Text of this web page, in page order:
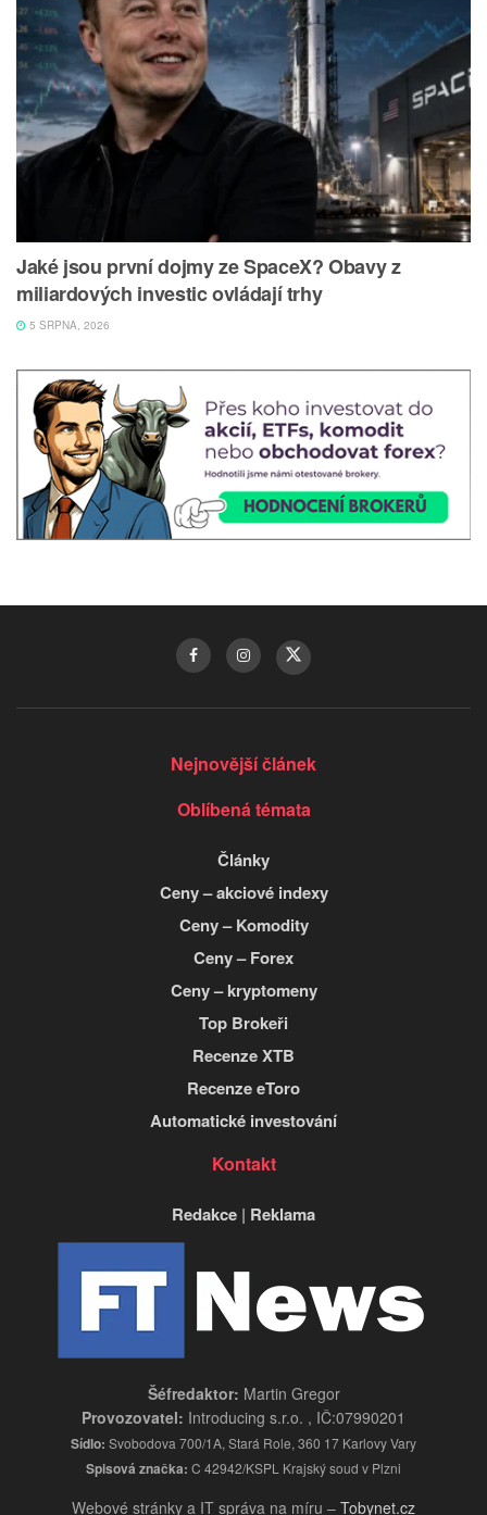
Jaké jsou první dojmy ze SpaceX? Obavy z
miliardových investic ovládají trhy
5 SRPNA, 2026
Nejnovější článek
Oblíbená témata
Články
Ceny – akciové indexy
Ceny – Komodity
Ceny – Forex
Ceny – kryptomeny
Top Brokeři
Recenze XTB
Recenze eToro
Automatické investování
Kontakt
Redakce | Reklama
Šéfredaktor: Martin Gregor
Provozovatel: Introducing s.r.o. , IČ:07990201
Sídlo: Svobodova 700/1A, Stará Role, 360 17 Karlovy Vary
Spisová značka: C 42942/KSPL Krajský soud v Plzni
Webové stránky a IT správa na míru – Tobynet.cz